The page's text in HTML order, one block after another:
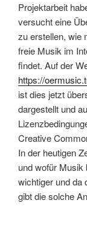
Projektarbeit
versucht eine
zu erstellen, wie
freie Musik im
findet. Auf der
https://
ist dies jetzt
dargestellt und
Creative
In der heutigen
und wofür Musik
wichtiger und da
gibt die solche